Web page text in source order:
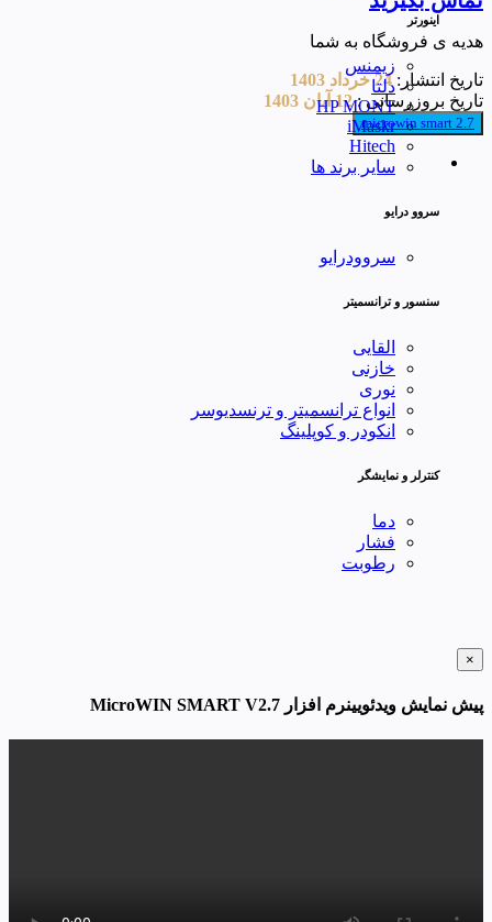
اینورتر
زیمنس
دلتا
HP MONT
iMaskr
Hitech
سایر برند ها
سروو درایو
سروودرایو
سنسور و ترانسمیتر
القایی
خازنی
نوری
انواع ترانسمیتر و ترنسدیوسر
انکودر و کوپلینگ
کنترلر و نمایشگر
دما
فشار
رطوبت
هدیه ی فروشگاه به شما
تاریخ انتشار:24 خرداد 1403
تاریخ بروزرسانی :12 آبان 1403
microwin smart 2.7
×
پیش نمایش ویدئویینرم افزار MicroWIN SMART V2.7